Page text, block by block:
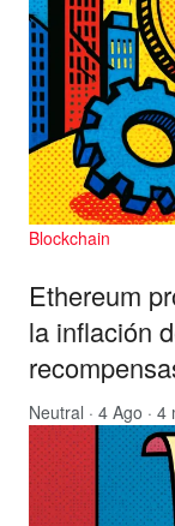
Blockchain
Ethereum
la inflación
Neutral · 4 Ago · 4